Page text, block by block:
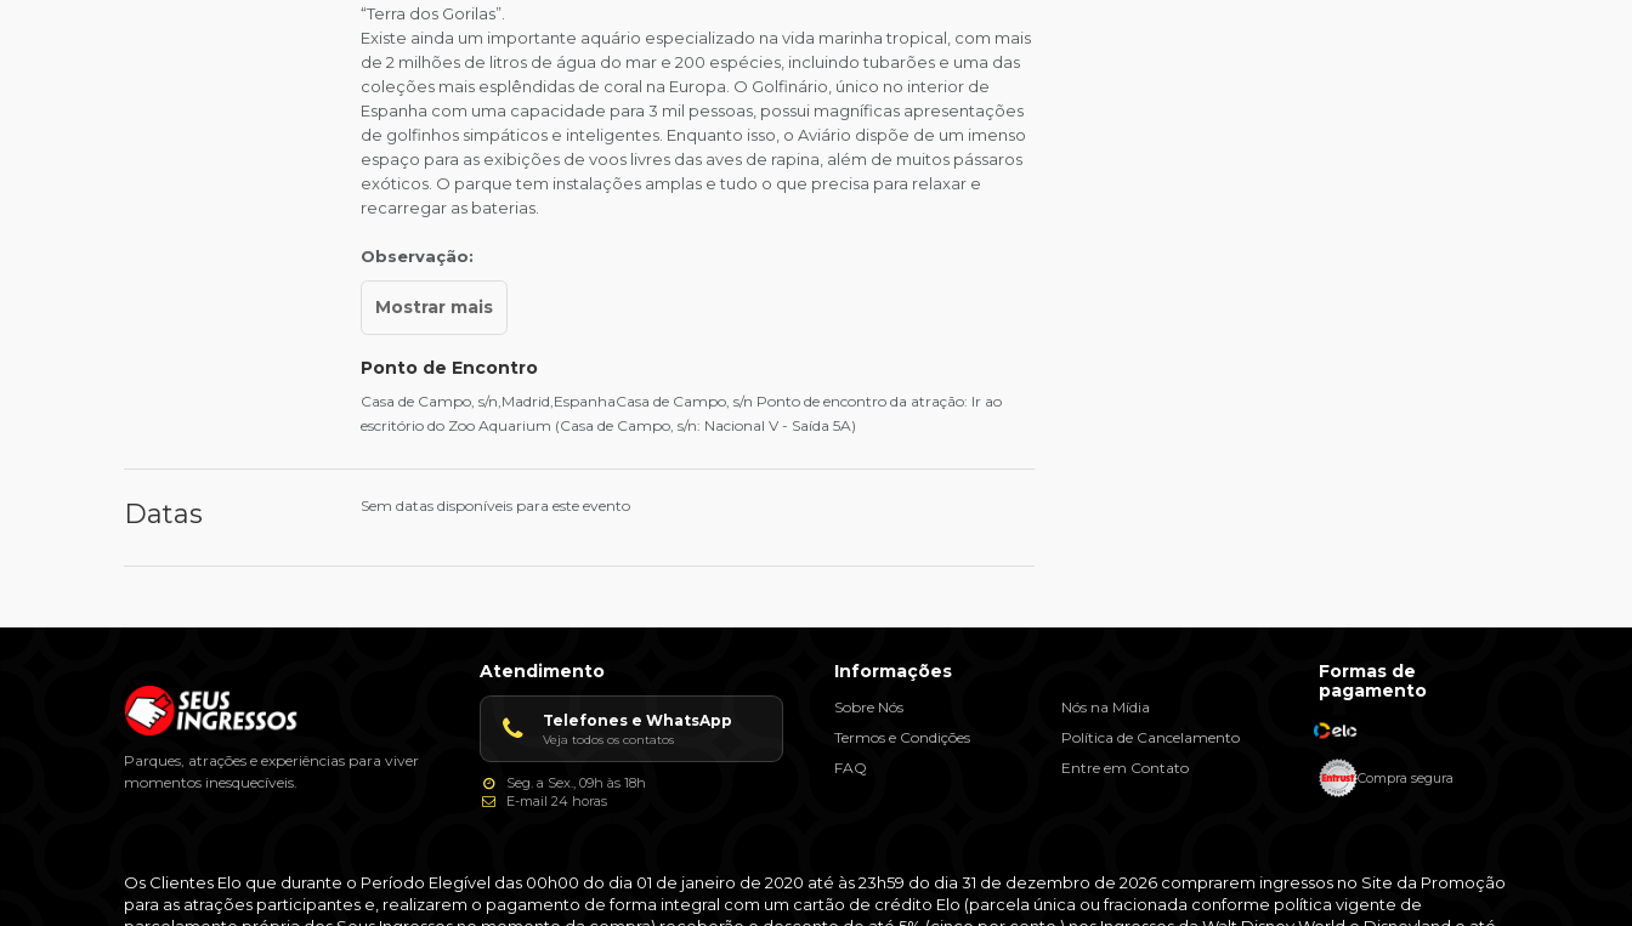
“Terra dos Gorilas”.
Existe ainda um importante aquário especializado na vida marinha tropical, com mais
de 2 milhões de litros de água do mar e 200 espécies, incluindo tubarões e uma das
coleções mais esplêndidas de coral na Europa. O Golfinário, único no interior de
Espanha com uma capacidade para 3 mil pessoas, possui magníficas apresentações
de golfinhos simpáticos e inteligentes. Enquanto isso, o Aviário dispõe de um imenso
espaço para as exibições de voos livres das aves de rapina, além de muitos pássaros
exóticos. O parque tem instalações amplas e tudo o que precisa para relaxar e
recarregar as baterias.
Observação:
Ponto de Encontro
Casa de Campo, s/n,Madrid,EspanhaCasa de Campo, s/n Ponto de encontro da atração: Ir ao
escritório do Zoo Aquarium (Casa de Campo, s/n: Nacional V - Saída 5A)
Datas Sem datas disponíveis para este evento
Parques, atrações e experiências para viver
momentos inesquecíveis.
Atendimento
Telefones e WhatsApp
Veja todos os contatos
Seg. a Sex., 09h às 18h
E-mail 24 horas
Informações
Sobre Nós
Nós na Mídia
Termos e Condições
Política de Cancelamento
FAQ
Entre em Contato
Formas de
pagamento
Compra segura
Os Clientes Elo que durante o Período Elegível das 00h00 do dia 01 de janeiro de 2020 até às 23h59 do dia 31 de dezembro de 2026 comprarem ingressos no Site da Promoção
para as atrações participantes e, realizarem o pagamento de forma integral com um cartão de crédito Elo (parcela única ou fracionada conforme política vigente de